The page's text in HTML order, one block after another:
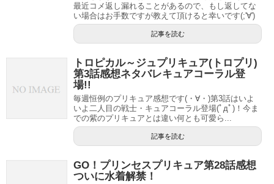
そんなダルイゼン君ですが、主治医・蜂須賀先生をギガビ
ョーゲンに(ﾟдﾟ)！
これは何かの作戦かと思ったらどうやら単なる偶然でたま
たま車で通っていたからだという笑
#precure pic.twitter.com/CSELinmzjx
— 雪光 (@YukiAnilog)November 21, 2020
最近コメ返し漏れることがあるので、もし返してな
い場合はお手数ですが教えて頂けると幸いです(;'∀')
記事を読む
トロピカル～ジュプリキュア(トロプリ)
第3話感想ネタバレキュアコーラル登
場!!
毎週恒例のプリキュア感想です(・∀・)第3話はいよ
いよ二人目の戦士・キュアコーラル登場(ﾟдﾟ)！今ま
での紫のプリキュアとは違い何とも可愛ら...
記事を読む
GO！プリンセスプリキュア第28話感想
ついに水着解禁！